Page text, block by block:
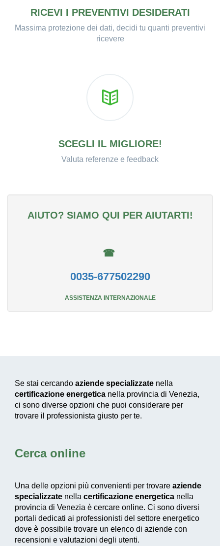
RICEVI I PREVENTIVI DESIDERATI
Massima protezione dei dati, decidi tu quanti preventivi
ricevere
SCEGLI IL MIGLIORE!
Valuta referenze e feedback
AIUTO? SIAMO QUI PER AIUTARTI!
☎
0035-677502290
ASSISTENZA INTERNAZIONALE
Se stai cercando aziende specializzate nella
certificazione energetica nella provincia di Venezia,
ci sono diverse opzioni che puoi considerare per
trovare il professionista giusto per te.
Cerca online
Una delle opzioni più convenienti per trovare aziende
specializzate nella certificazione energetica nella
provincia di Venezia è cercare online. Ci sono diversi
portali dedicati ai professionisti del settore energetico
dove è possibile trovare un elenco di aziende con
recensioni e valutazioni degli utenti.